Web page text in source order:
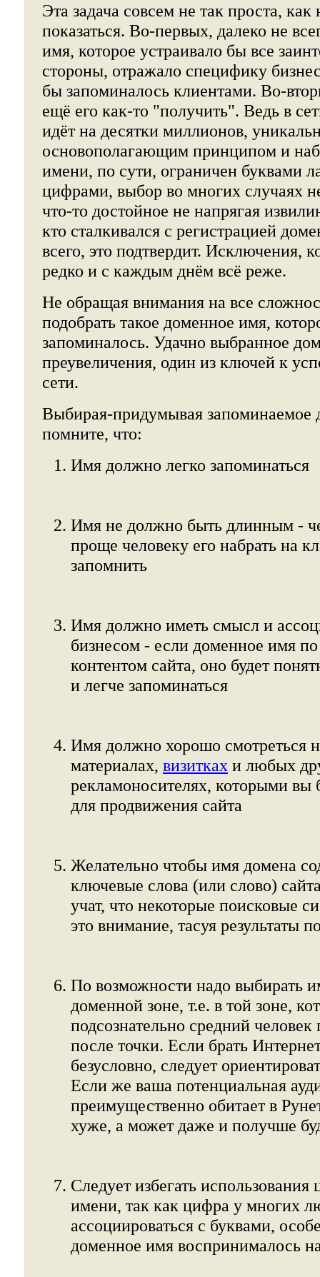
Эта задача совсем не так проста,
показаться. Во-первых, далеко не
имя, которое устраивало бы все
стороны, отражало специфику
бы запоминалось клиентами. Во-
ещё его как-то "получить". Ведь в
идёт на десятки миллионов,
основополагающим принципом и
имени, по сути, ограничен буквами
цифрами, выбор во многих случаях
что-то достойное не напрягая
кто сталкивался с регистрацией
всего, это подтвердит. Исключения,
редко и с каждым днём всё реже.
Не обращая внимания на все
подобрать такое доменное имя,
запоминалось. Удачно выбранное
преувеличения, один из ключей к
сети.
Выбирая-придумывая запоминаемое
помните, что:
Имя должно легко запоминаться
Имя не должно быть длинным -
проще человеку его набрать на
запомнить
Имя должно иметь смысл и
бизнесом - если доменное имя
контентом сайта, оно будет
и легче запоминаться
Имя должно хорошо смотреться
материалах, визитках и любых
рекламоносителях, которыми вы
для продвижения сайта
Желательно чтобы имя домена
ключевые слова (или слово)
учат, что некоторые поисковые
это внимание, тасуя результаты
По возможности надо выбирать
доменной зоне, т.е. в той зоне,
подсознательно средний человек
после точки. Если брать
безусловно, следует
Если же ваша потенциальная
преимущественно обитает в
хуже, а может даже и получше
Следует избегать
имени, так как цифра у многих
ассоциироваться с буквами,
доменное имя воспринималось